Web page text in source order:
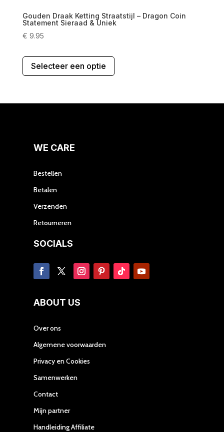
Gouden Draak Ketting Straatstijl – Dragon Coin
Statement Sieraad & Uniek
€ 9.95
Selecteer een optie
heeft
WE CARE
Bestellen
Betalen
Verzenden
Retourneren
SOCIALS
ABOUT US
Over ons
Algemene voorwaarden
Privacy en Cookies
Samenwerken
Contact
Mijn partner
Handleiding Affiliate